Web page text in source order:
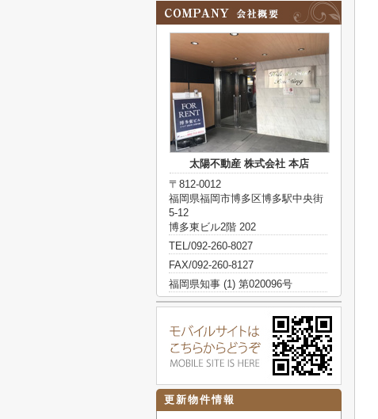
太陽不動産 株式会社 本店
〒812-0012
福岡県福岡市博多区博多駅中央街
5-12
博多東ビル2階 202
TEL/092-260-8027
FAX/092-260-8127
福岡県知事 (1) 第020096号
更新物件情報